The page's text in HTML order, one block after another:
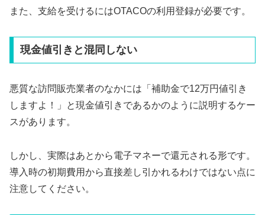
また、支給を受けるにはOTACOの利用登録が必要です。
現金値引きと混同しない
悪質な訪問販売業者のなかには「補助金で12万円値引き
しますよ！」と現金値引きであるかのように説明するケー
スがあります。
しかし、実際はあとから電子マネーで還元される形です。
導入時の初期費用から直接差し引かれるわけではない点に
注意してください。